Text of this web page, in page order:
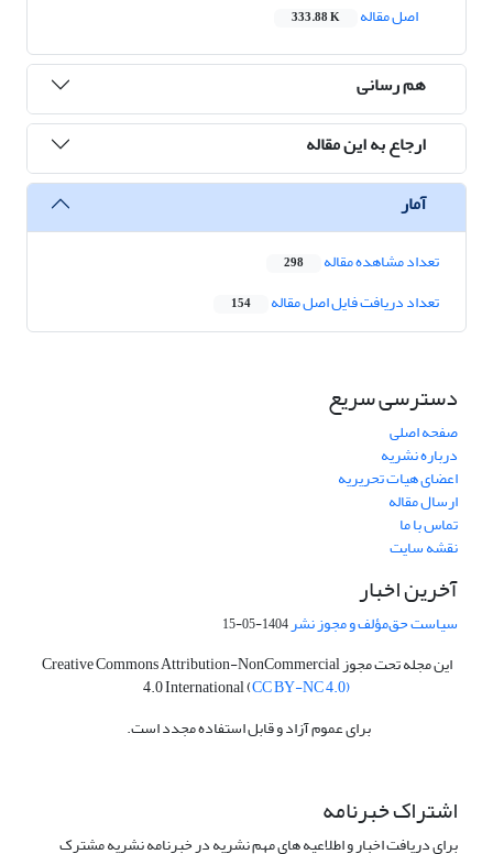
اصل مقاله
333.88 K
هم رسانی
ارجاع به این مقاله
آمار
تعداد مشاهده مقاله 298
تعداد دریافت فایل اصل مقاله 154
دسترسی سریع
صفحه اصلی
درباره نشریه
اعضای هیات تحریریه
ارسال مقاله
تماس با ما
نقشه سایت
آخرین اخبار
سیاست حق‌مؤلف و مجوز نشر1404-05-15
این مجله تحت مجوز Creative Commons Attribution-NonCommercial
4.0 International (CC BY-NC 4.0)
برای عموم آزاد و قابل استفاده مجدد است.
اشتراک خبرنامه
برای دریافت اخبار و اطلاعیه های مهم نشریه در خبرنامه نشریه مشترک